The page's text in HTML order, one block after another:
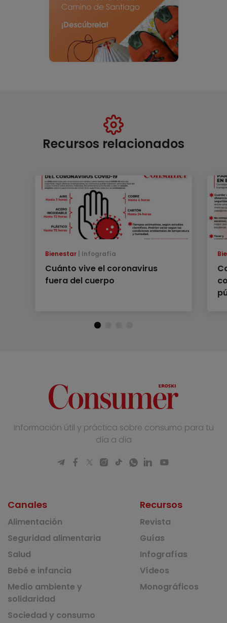
Recursos relacionados
Bienestar Infografía
Cuánto vive el coronavirus
fuera del cuerpo
Información útil y práctica sobre consumo para tu
día a día
Canales
Alimentación
Seguridad alimentaria
Salud
Bebé e infancia
Medio ambiente y
solidaridad
Sociedad y consumo
Recursos
Revista
Guías
Infografías
Vídeos
Monográficos